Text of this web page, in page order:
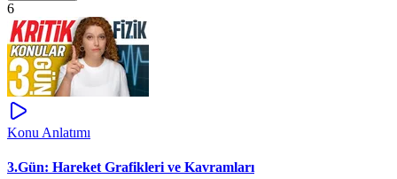
6
Konu Anlatımı
3.Gün: Hareket Grafikleri ve Kavramları